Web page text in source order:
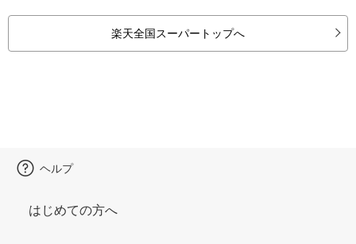
楽天全国スーパートップへ
ヘルプ
はじめての方へ